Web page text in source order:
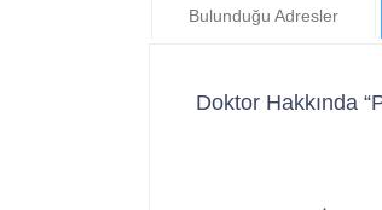
Bulunduğu Adresler
Doktor Hakkında